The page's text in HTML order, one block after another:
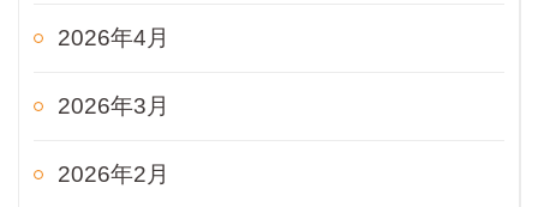
2026年4月
2026年3月
2026年2月